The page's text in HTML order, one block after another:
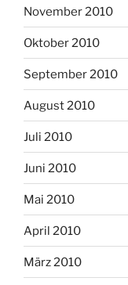
November 2010
Oktober 2010
September 2010
August 2010
Juli 2010
Juni 2010
Mai 2010
April 2010
März 2010